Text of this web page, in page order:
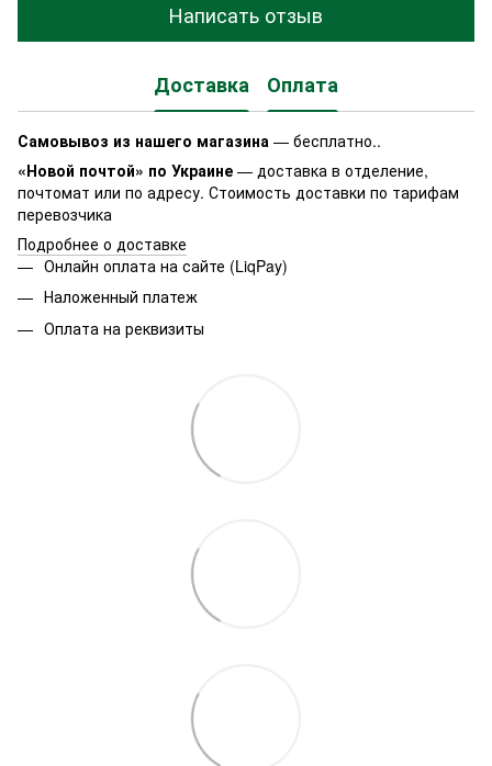
Написать отзыв
Доставка Оплата
Самовывоз из нашего магазина — бесплатно..
«Новой почтой» по Украине — доставка в отделение,
почтомат или по адресу. Стоимость доставки по тарифам
перевозчика
Подробнее о доставке
Онлайн оплата на сайте (LiqPay)
Наложенный платеж
Оплата на реквизиты